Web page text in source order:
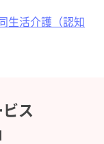
生活介護（認知
ス